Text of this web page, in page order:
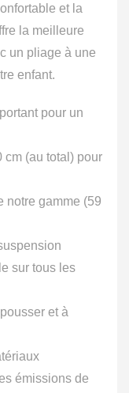
et la
la meilleure
un pliage à une
enfant.
pour un
(au total) pour
notre gamme (59
sur tous les
et à
émissions de